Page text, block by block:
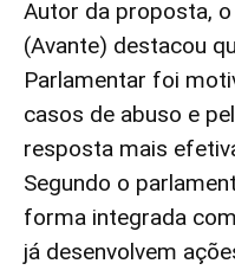
Autor da proposta,
(Avante) destacou
Parlamentar foi
casos de abuso e
resposta mais
Segundo o
forma integrada
já desenvolvem